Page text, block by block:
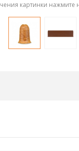
картинки нажмите